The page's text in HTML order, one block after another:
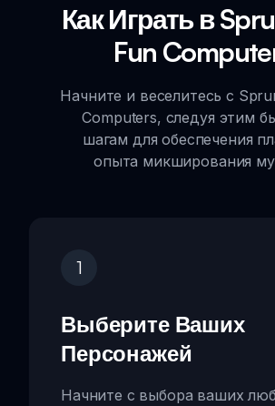
Как Играть в
Fun
Начните и веселитесь с
Computers, следуя этим
шагам для обеспечения
опыта микширования
1
Выберите Ваших
Персонажей
Начните с выбора ваших